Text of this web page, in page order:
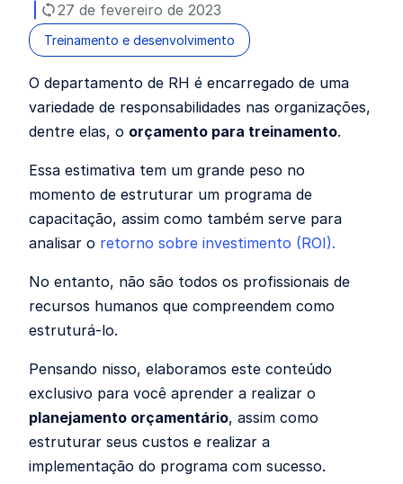
27 de fevereiro de 2023
Treinamento e desenvolvimento
O departamento de RH é encarregado de uma
variedade de responsabilidades nas organizações,
dentre elas, o orçamento para treinamento.
Essa estimativa tem um grande peso no
momento de estruturar um programa de
capacitação, assim como também serve para
analisar o retorno sobre investimento (ROI).
No entanto, não são todos os profissionais de
recursos humanos que compreendem como
estruturá-lo.
Pensando nisso, elaboramos este conteúdo
exclusivo para você aprender a realizar o
planejamento orçamentário, assim como
estruturar seus custos e realizar a
implementação do programa com sucesso.